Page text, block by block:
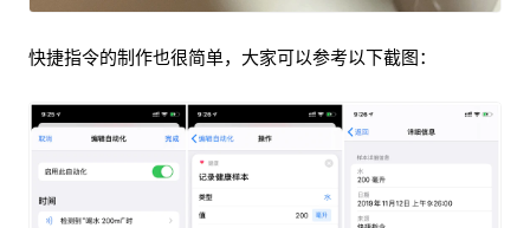
快捷指令的制作也很简单，大家可以参考以下截图：